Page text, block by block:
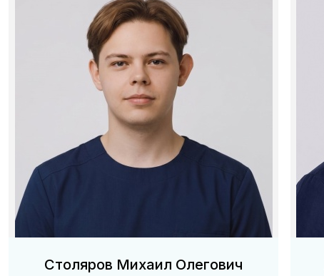
Столяров Михаил Олегович